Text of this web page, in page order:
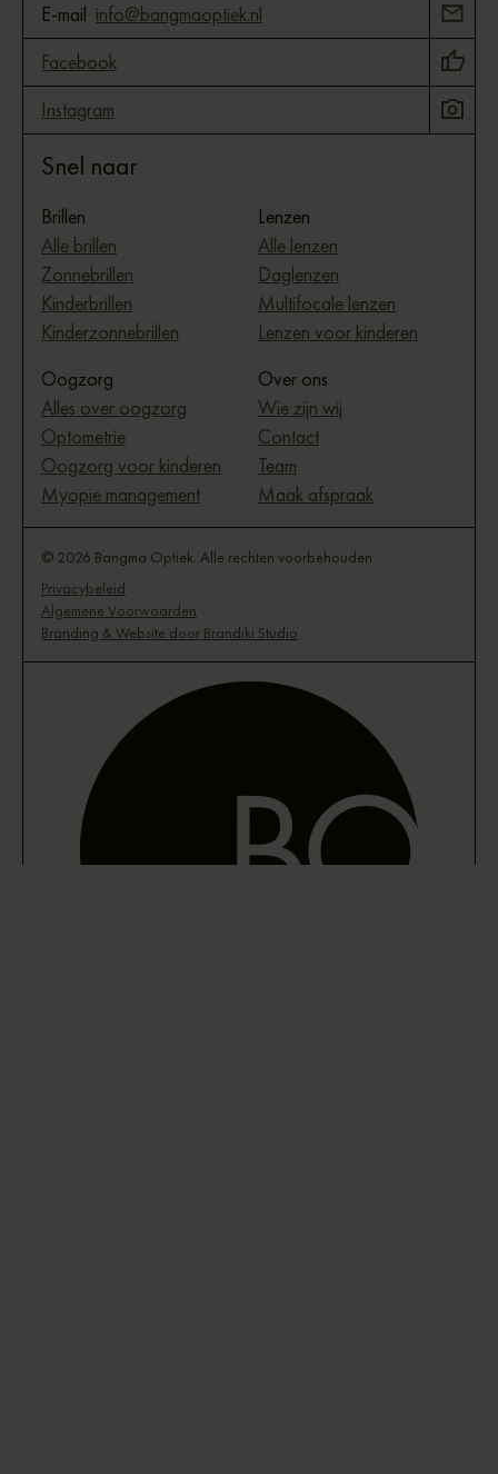
E-mail info@bangmaoptiek.nl
Facebook
Instagram
Snel naar
Brillen
Alle brillen
Zonnebrillen
Kinderbrillen
Kinderzonnebrillen
Lenzen
Alle lenzen
Daglenzen
Multifocale lenzen
Lenzen voor kinderen
Oogzorg
Alles over oogzorg
Optometrie
Oogzorg voor kinderen
Myopie management
Over ons
Wie zijn wij
Contact
Team
Maak afspraak
© 2026 Bangma Optiek. Alle rechten voorbehouden.
Privacybeleid
Algemene Voorwaarden
Branding & Website door Brandiki Studio